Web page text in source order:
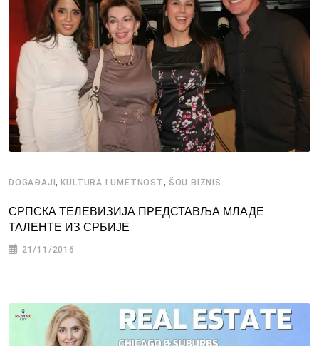
DOGAĐAJI,KULTURA I UMETNOST, ŠOU BIZNIS
СРПСКА ТЕЛЕВИЗИЈА ПРЕДСТАВЉА МЛАДЕ
ТАЛЕНТЕ ИЗ СРБИЈЕ
21/11/2016